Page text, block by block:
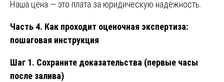
Наша цена — это плата за юридическую надёжность.
Часть 4. Как проходит оценочная экспертиза:
пошаговая инструкция
Шаг 1. Сохраните доказательства (первые часы
после залива)